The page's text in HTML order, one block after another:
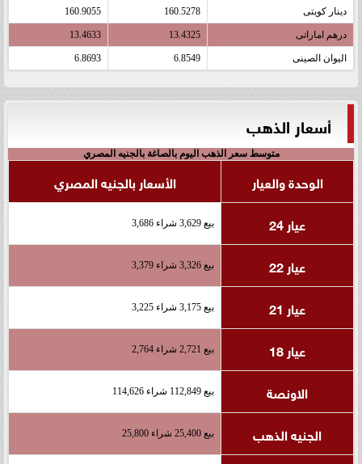
دينار كويتى 160.5278
160.9055
درهم اماراتى 13.4325
13.4633
اليوان الصينى 6.8549
6.8693
أسعار الذهب
متوسط سعر الذهب اليوم بالصاغة بالجنيه المصري
الوحدة والعيار
الأسعار بالجنيه المصري
عيار 24
بيع 3,629 شراء 3,686
عيار 22 بيع 3,326 شراء 3,379
عيار 21 بيع 3,175 شراء 3,225
عيار 18 بيع 2,721 شراء 2,764
الاونصة بيع 112,849 شراء 114,626
الجنيه الذهب بيع 25,400 شراء 25,800